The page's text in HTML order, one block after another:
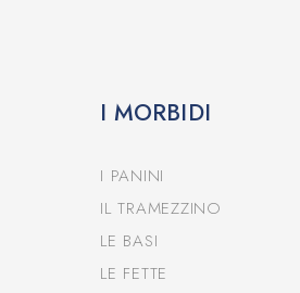
I MORBIDI
I PANINI
IL TRAMEZZINO
LE BASI
LE FETTE